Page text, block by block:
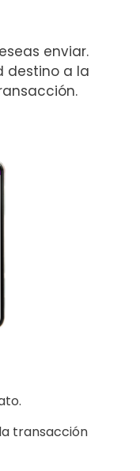
enviar.
destino a la
transacción